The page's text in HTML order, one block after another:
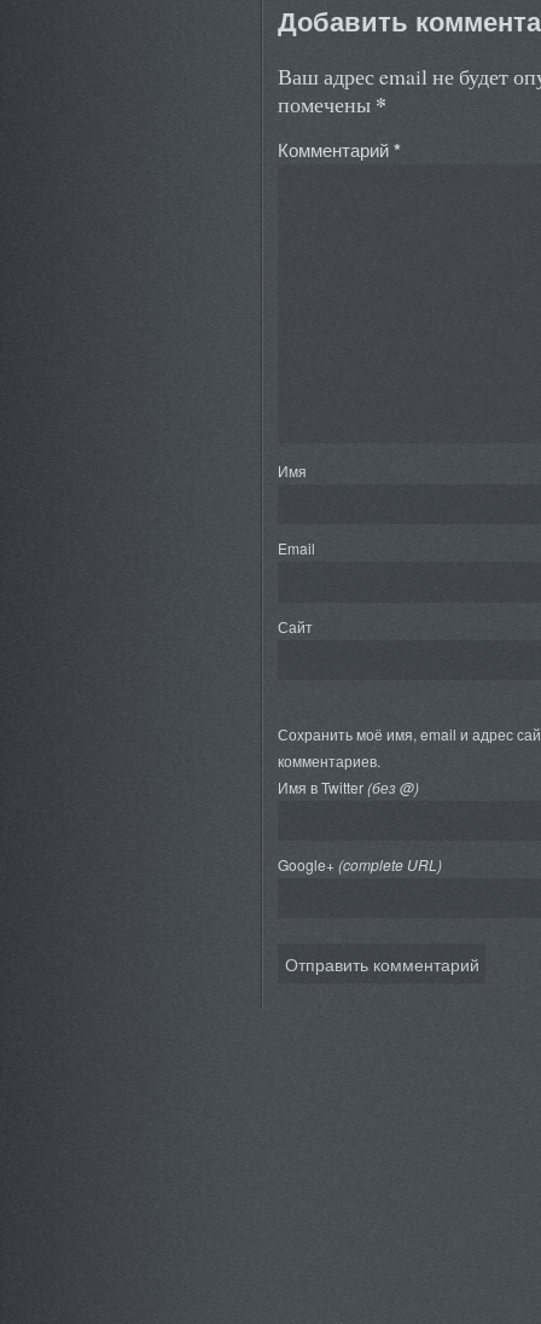
Добавить
Ваш адрес email не будет
помечены *
Комментарий*
Имя
Email
Сайт
Сохранить моё имя, email и адрес
комментариев.
Имя в Twitter(без @)
Google+ (complete URL)